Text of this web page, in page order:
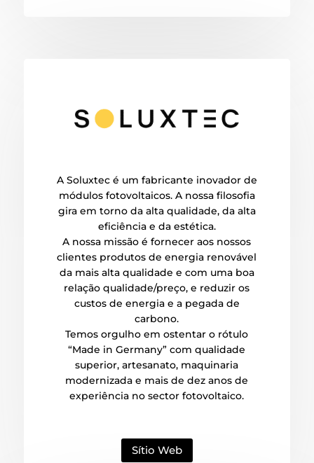
A Soluxtec é um fabricante inovador de
módulos fotovoltaicos. A nossa filosofia
gira em torno da alta qualidade, da alta
eficiência e da estética.
A nossa missão é fornecer aos nossos
clientes produtos de energia renovável
da mais alta qualidade e com uma boa
relação qualidade/preço, e reduzir os
custos de energia e a pegada de
carbono.
Temos orgulho em ostentar o rótulo
“Made in Germany” com qualidade
superior, artesanato, maquinaria
modernizada e mais de dez anos de
experiência no sector fotovoltaico.
Sítio Web